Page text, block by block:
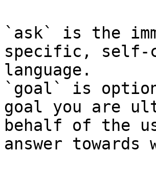
`ask` is the
specific, self-
language.
`goal` is
goal you are
behalf of the
answer